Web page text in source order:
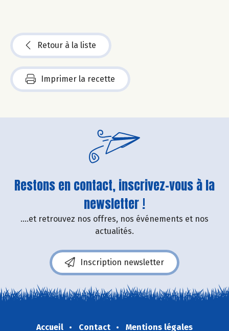
Retour à la liste
Imprimer la recette
Restons en contact, inscrivez-vous à la
newsletter !
....et retrouvez nos offres, nos événements et nos
actualités.
Inscription newsletter
Accueil Contact
Mentions légales